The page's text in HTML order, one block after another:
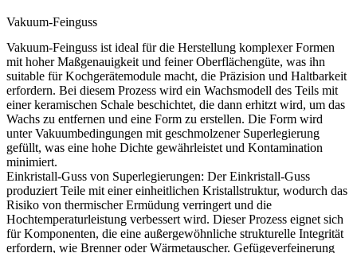
Vakuum-Feinguss
Vakuum-Feinguss ist ideal für die Herstellung komplexer Formen
mit hoher Maßgenauigkeit und feiner Oberflächengüte, was ihn
suitable für Kochgerätemodule macht, die Präzision und Haltbarkeit
erfordern. Bei diesem Prozess wird ein Wachsmodell des Teils mit
einer keramischen Schale beschichtet, die dann erhitzt wird, um das
Wachs zu entfernen und eine Form zu erstellen. Die Form wird
unter Vakuumbedingungen mit geschmolzener Superlegierung
gefüllt, was eine hohe Dichte gewährleistet und Kontamination
minimiert.
Einkristall-Guss von Superlegierungen: Der Einkristall-Guss
produziert Teile mit einer einheitlichen Kristallstruktur, wodurch das
Risiko von thermischer Ermüdung verringert und die
Hochtemperaturleistung verbessert wird. Dieser Prozess eignet sich
für Komponenten, die eine außergewöhnliche strukturelle Integrität
erfordern, wie Brenner oder Wärmetauscher. Gefügeverfeinerung